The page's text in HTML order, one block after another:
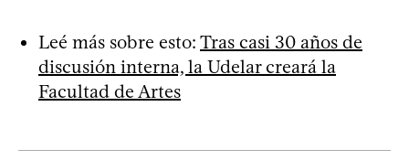
Leé más sobre esto: Tras casi 30 años de
discusión interna, la Udelar creará la
Facultad de Artes